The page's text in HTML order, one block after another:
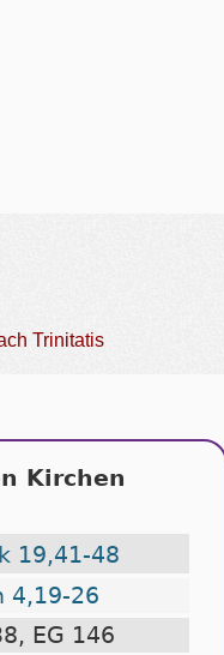
Trinitatis
Kirchen
19,41-48
4,19-26
EG 146